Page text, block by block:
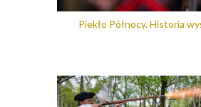
Piekło Północy. Historia